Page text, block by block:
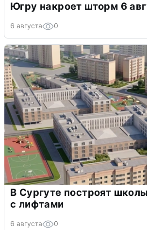
Югру накроет шторм 6
6 августа 0
В Сургуте построят
с лифтами
6 августа 0